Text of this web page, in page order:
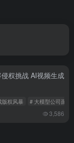
权挑战 AI视频生成
版权风暴 # 大模型公司面临
3,586